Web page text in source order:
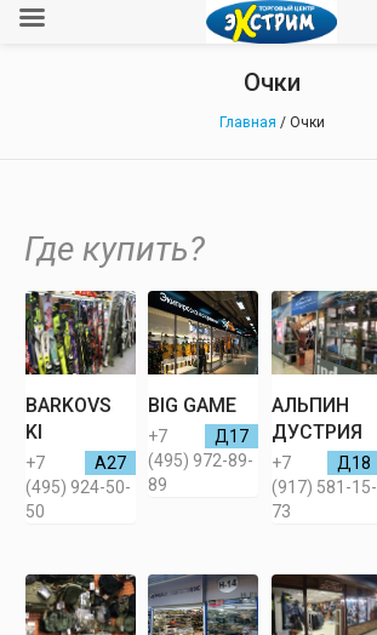
Очки
Главная / Очки
Где купить?
BARKOVS
KI
А27
+7
(495) 924-50-
50
BIG GAME
Д17
+7
(495) 972-89-
89
АЛЬПИН
ДУСТРИЯ
Д18
+7
(917) 581-15-
73